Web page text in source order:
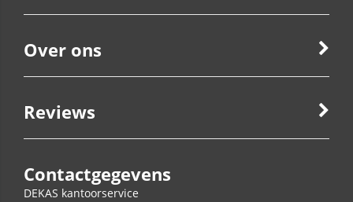
Over ons
Reviews
Contactgegevens
DEKAS kantoorservice